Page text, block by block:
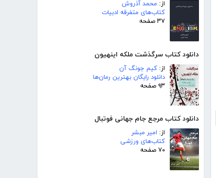
از: محمد آذروش
کتاب‌های متفرقه ادبیات
۳۷ صفحه
دانلود کتاب سرگذشت ملکه اینهیون
از: کیم جونگ آن
دانلود رایگان بهترین رمان‌ها
۹۳ صفحه
دانلود کتاب مرجع جام جهانی فوتبال
از: امیر مبشر
کتاب‌های ورزشی
۷۰ صفحه